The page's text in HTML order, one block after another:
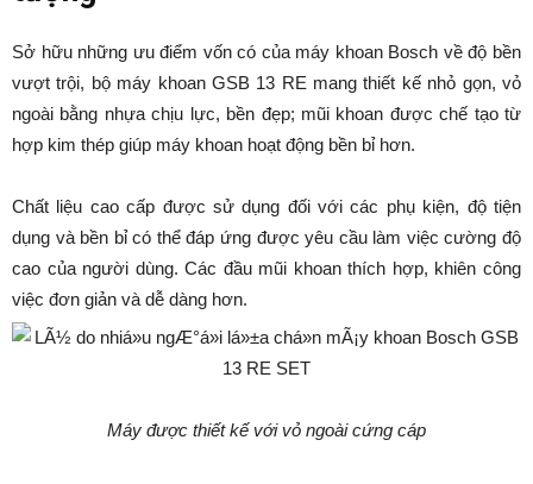
Sở hữu những ưu điểm vốn có của máy khoan Bosch về độ bền
vượt trội, bộ máy khoan GSB 13 RE mang thiết kế nhỏ gọn, vỏ
ngoài bằng nhựa chịu lực, bền đẹp; mũi khoan được chế tạo từ
hợp kim thép giúp máy khoan hoạt động bền bỉ hơn.
Chất liệu cao cấp được sử dụng đối với các phụ kiện, độ tiện
dụng và bền bỉ có thể đáp ứng được yêu cầu làm việc cường độ
cao của người dùng. Các đầu mũi khoan thích hợp, khiên công
việc đơn giản và dễ dàng hơn.
Máy được thiết kế với vỏ ngoài cứng cáp